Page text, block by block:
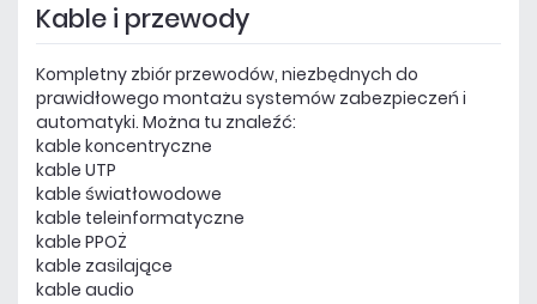
Kable i przewody
Kompletny zbiór przewodów, niezbędnych do
prawidłowego montażu systemów zabezpieczeń i
automatyki. Można tu znaleźć:
kable koncentryczne
kable UTP
kable światłowodowe
kable teleinformatyczne
kable PPOŻ
kable zasilające
kable audio